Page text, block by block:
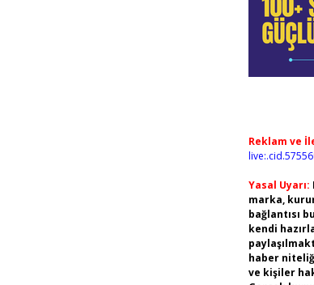
Reklam ve
Yasal Uyarı:
marka,
bağlantısı
kendi
haber
ve kişiler